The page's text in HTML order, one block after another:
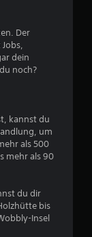
s
6
9
3
8
Der
dein
noch?
kannst du
um
als 500
mehr als 90
du dir
bis
Insel